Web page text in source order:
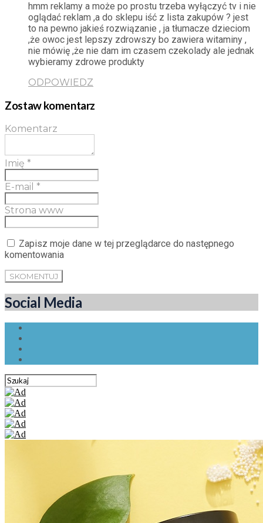
hmm reklamy a może po prostu trzeba wyłączyć tv i nie
oglądać reklam ,a do sklepu iść z lista zakupów ? jest
to na pewno jakieś rozwiązanie , ja tłumacze dzieciom
,że owoc jest lepszy zdrowszy bo zawiera witaminy ,
nie mówię ,że nie dam im czasem czekolady ale jednak
wybieramy zdrowe produkty
ODPOWIEDZ
Zostaw komentarz
Komentarz
Imię *
E-mail *
Strona www
Zapisz moje dane w tej przeglądarce do następnego
komentowania
Social Media